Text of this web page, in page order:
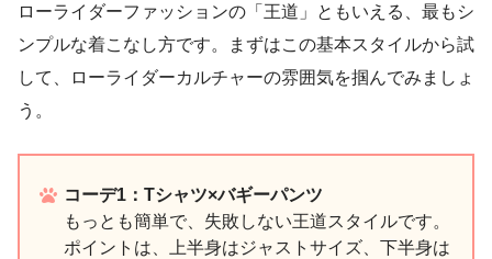
ローライダーファッションの「王道」ともいえる、最もシ
ンプルな着こなし方です。まずはこの基本スタイルから試
して、ローライダーカルチャーの雰囲気を掴んでみましょ
う。
コーデ1：Tシャツ×バギーパンツ
もっとも簡単で、失敗しない王道スタイルです。
ポイントは、上半身はジャストサイズ、下半身は